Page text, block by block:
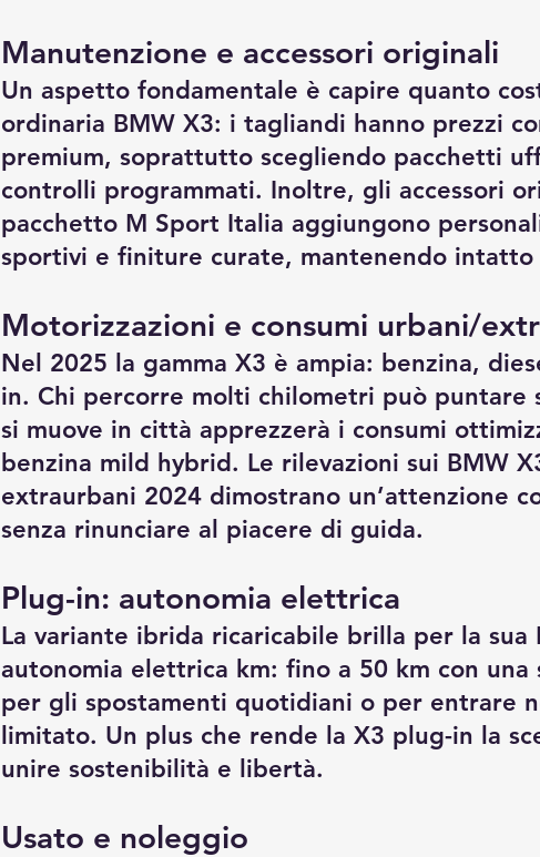
Manutenzione e accessori originali
Un aspetto fondamentale è capire quanto
ordinaria BMW X3: i tagliandi hanno prezzi
premium, soprattutto scegliendo pacchetti
controlli programmati. Inoltre, gli accessori
pacchetto M Sport Italia aggiungono
sportivi e finiture curate, mantenendo intatto
Motorizzazioni e consumi urbani/
Nel 2025 la gamma X3 è ampia: benzina,
in. Chi percorre molti chilometri può puntare
si muove in città apprezzerà i consumi
benzina mild hybrid. Le rilevazioni sui BMW
extraurbani 2024 dimostrano un’attenzione
senza rinunciare al piacere di guida.
Plug-in: autonomia elettrica
La variante ibrida ricaricabile brilla per la sua
autonomia elettrica km: fino a 50 km con
per gli spostamenti quotidiani o per entrare
limitato. Un plus che rende la X3 plug-in la
unire sostenibilità e libertà.
Usato e noleggio